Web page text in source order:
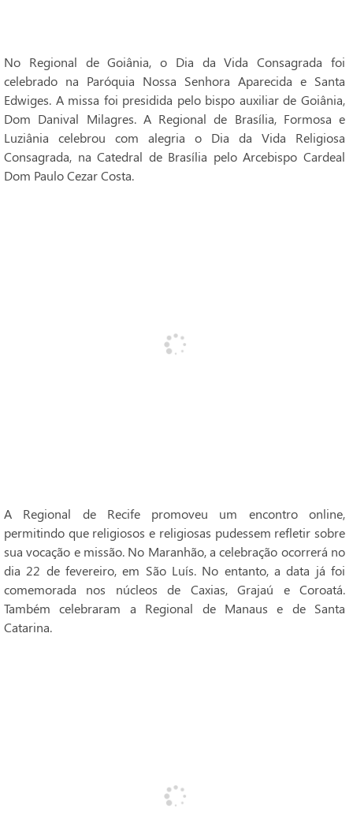
No Regional de Goiânia, o Dia da Vida Consagrada foi
celebrado na Paróquia Nossa Senhora Aparecida e Santa
Edwiges. A missa foi presidida pelo bispo auxiliar de Goiânia,
Dom Danival Milagres. A Regional de Brasília, Formosa e
Luziânia celebrou com alegria o Dia da Vida Religiosa
Consagrada, na Catedral de Brasília pelo Arcebispo Cardeal
Dom Paulo Cezar Costa.
A Regional de Recife promoveu um encontro online,
permitindo que religiosos e religiosas pudessem refletir sobre
sua vocação e missão. No Maranhão, a celebração ocorrerá no
dia 22 de fevereiro, em São Luís. No entanto, a data já foi
comemorada nos núcleos de Caxias, Grajaú e Coroatá.
Também celebraram a Regional de Manaus e de Santa
Catarina.